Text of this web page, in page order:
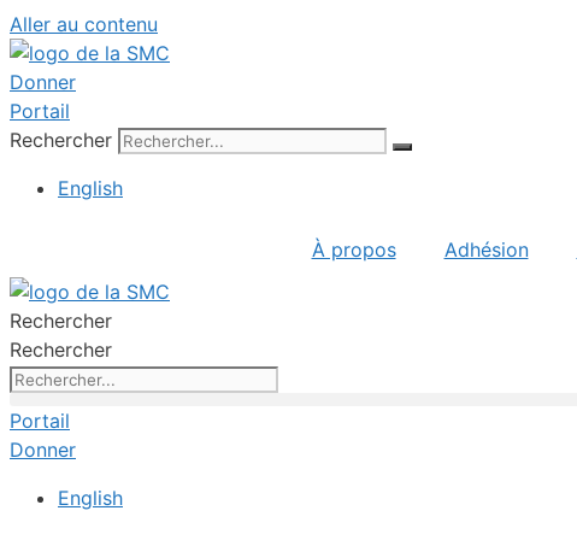
Aller au contenu
Donner
Portail
Rechercher
English
À propos Adhésion
Rechercher
Rechercher
Portail
Donner
English